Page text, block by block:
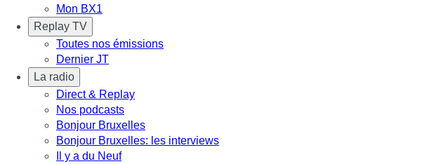
Mon BX1
Replay TV
Toutes nos émissions
Dernier JT
La radio
Direct & Replay
Nos podcasts
Bonjour Bruxelles
Bonjour Bruxelles: les interviews
Il y a du Neuf